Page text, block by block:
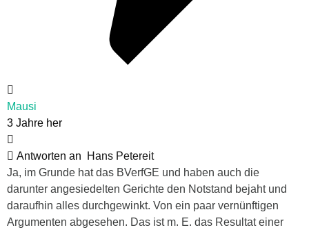
Mausi
3 Jahre her
Antworten an
Hans Petereit
Ja, im Grunde hat das BVerfGE und haben auch die
darunter angesiedelten Gerichte den Notstand bejaht und
daraufhin alles durchgewinkt. Von ein paar vernünftigen
Argumenten abgesehen. Das ist m. E. das Resultat einer